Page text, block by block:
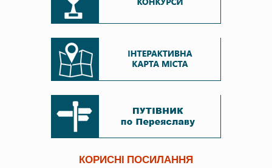
КОРИСНІ ПОСИЛАННЯ